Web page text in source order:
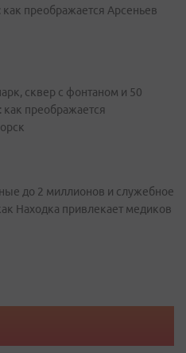
как преображается Арсеньев
сквер с фонтаном и 50
как преображается
до 2 миллионов и служебное
Находка привлекает медиков